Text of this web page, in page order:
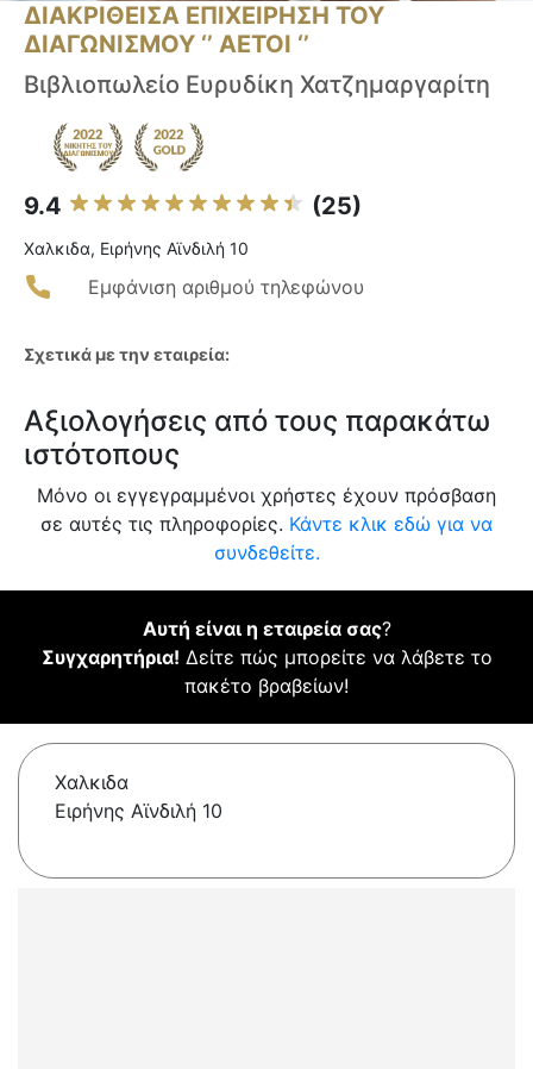
ΔΙΑΚΡΙΘΕΙΣΑ ΕΠΙΧΕΙΡΗΣΗ ΤΟΥ
ΔΙΑΓΩΝΙΣΜΟΥ ‘’ ΑΕΤΟΙ ‘’
Βιβλιοπωλείο Ευρυδίκη Χατζημαργαρίτη
9.4 (25)
Χαλκιδα, Ειρήνης Αϊνδιλή 10
Εμφάνιση αριθμού τηλεφώνου
Σχετικά με την εταιρεία:
Αξιολογήσεις από τους παρακάτω
ιστότοπους
Μόνο οι εγγεγραμμένοι χρήστες έχουν πρόσβαση
σε αυτές τις πληροφορίες. Κάντε κλικ εδώ για να
συνδεθείτε.
Αυτή είναι η εταιρεία σας?
Συγχαρητήρια! Δείτε πώς μπορείτε να λάβετε το
πακέτο βραβείων!
Χαλκιδα
Ειρήνης Αϊνδιλή 10